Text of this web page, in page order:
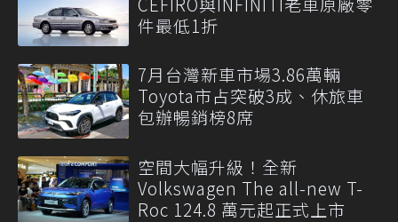
件最低1折
7月台灣新車市場3.86萬輛
Toyota市占突破3成、休旅車
包辦暢銷榜8席
空間大幅升級！全新
Volkswagen The all-new T-
Roc 124.8 萬元起正式上市